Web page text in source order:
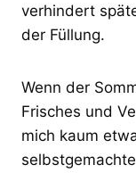
verhindert
der Füllung.
Wenn der
Frisches und
mich kaum